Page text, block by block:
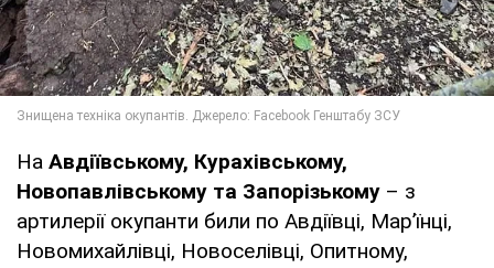
На Авдіївському, Курахівському,
Новопавлівському та Запорізькому – з
артилерії окупанти били по Авдіївці, Мар’їнці,
Новомихайлівці, Новоселівці, Опитному,